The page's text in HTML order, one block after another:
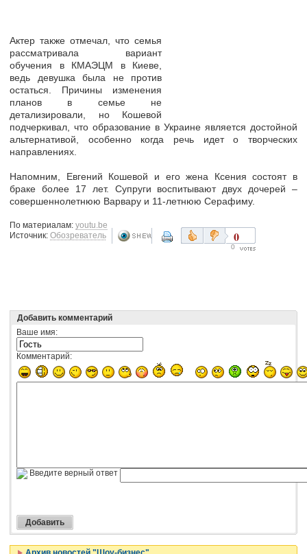
Актер также отмечал, что семья
рассматривала вариант
обучения в КМАЭЦМ в Киеве,
ведь девушка была не против
остаться. Причины изменения
планов в семье не
детализировали, но Кошевой
подчеркивал, что образование в Украине является достойной
альтернативой, особенно когда речь идет о творческих
направлениях.
Напомним, Евгений Кошевой и его жена Ксения состоят в
браке более 17 лет. Супруги воспитывают двух дочерей –
совершеннолетнюю Варвару и 11-летнюю Серафиму.
По материалам: youtu.be
Источник: Обозреватель 0
0
Добавить комментарий
Ваше имя:
Комментарий:
Введите верный ответ